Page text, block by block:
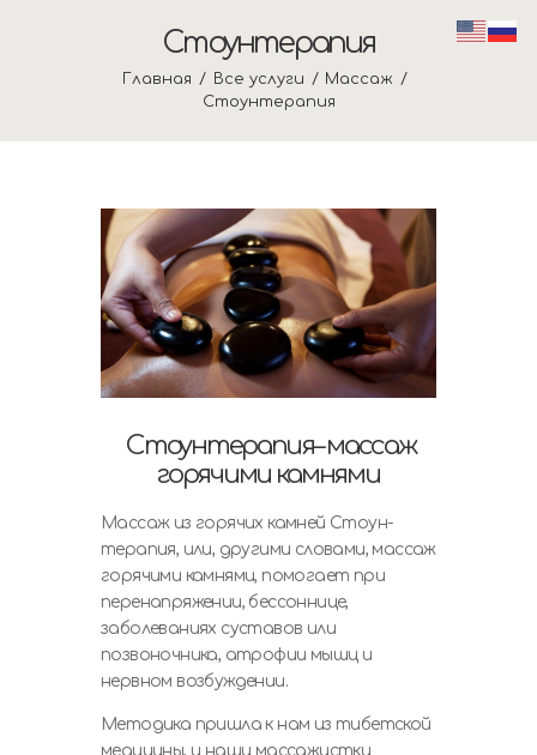
Стоунтерапия
Главная Все услуги
Массаж
Стоунтерапия
Стоунтерапия– массаж
горячими камнями
Массаж из горячих камней Стоун-
терапия, или, другими словами, массаж
горячими камнями, помогает при
перенапряжении, бессоннице,
заболеваниях суставов или
позвоночника, атрофии мышц и
нервном возбуждении.
Методика пришла к нам из тибетской
медицины, и наши массажистки